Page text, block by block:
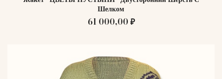
Шелком
61 000,00 ₽